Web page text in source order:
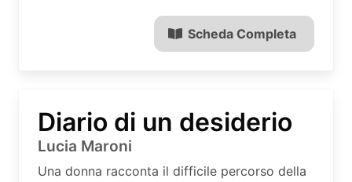
Scheda Completa
Diario di un desiderio
Lucia Maroni
Una donna racconta il difficile percorso della